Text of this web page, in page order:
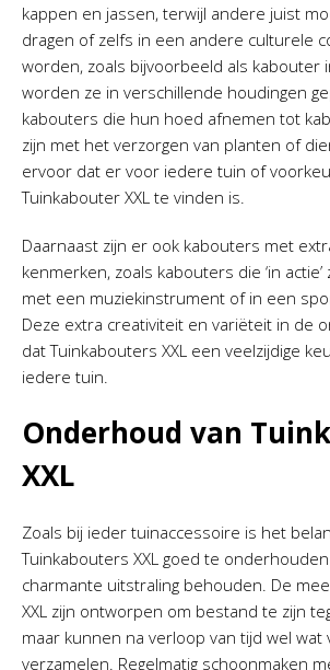
kappen en jassen, terwijl andere juist
dragen of zelfs in een andere culturele
worden, zoals bijvoorbeeld als kabouter
worden ze in verschillende houdingen
kabouters die hun hoed afnemen tot
zijn met het verzorgen van planten of
ervoor dat er voor iedere tuin of
Tuinkabouter XXL te vinden is.
Daarnaast zijn er ook kabouters met
kenmerken, zoals kabouters die ‘in
met een muziekinstrument of in een
Deze extra creativiteit en variëteit in de
dat Tuinkabouters XXL een veelzijdige
iedere tuin.
Onderhoud van
XXL
Zoals bij ieder tuinaccessoire is het
Tuinkabouters XXL goed te
charmante uitstraling behouden. De
XXL zijn ontworpen om bestand te zijn
maar kunnen na verloop van tijd wel wat
verzamelen. Regelmatig schoonmaken